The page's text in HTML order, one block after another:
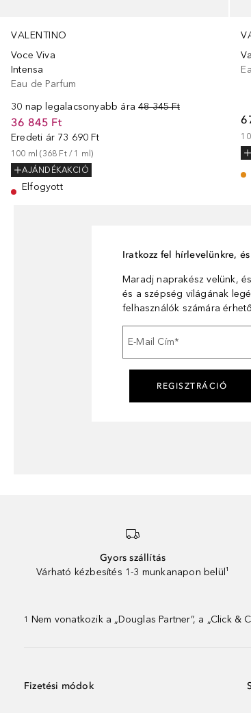
VALENTINO
Voce Viva
Intensa
Eau de Parfum
30 nap legalacsonyabb ára 48 345 Ft
36 845 Ft
Eredeti ár 73 690 Ft
100 ml (368 Ft / 1 ml)
AJÁNDÉKAKCIÓ
Elfogyott
Iratkozz fel hírlevelünkre,
Maradj naprakész velünk,
és a szépség világának
felhasználók számára
E-Mail Cím*
REGISZTRÁCIÓ
Gyors szállítás
Várható kézbesítés 1-3 munkanapon belül¹
1 Nem vonatkozik a „Douglas Partner”, a „Click &
Fizetési módok